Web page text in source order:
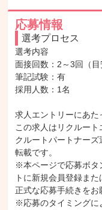
応募情報
選考プロセス
選考内容
面接回数：2～3回（目
筆記試験：有
採用人数：1名
求人エントリーにあた
この求人はリクルー
クルートパートナー
転載です。
※本ページで応募ボタ
トに新規会員登録ま
正式な応募手続きをお
※応募のタイミングに